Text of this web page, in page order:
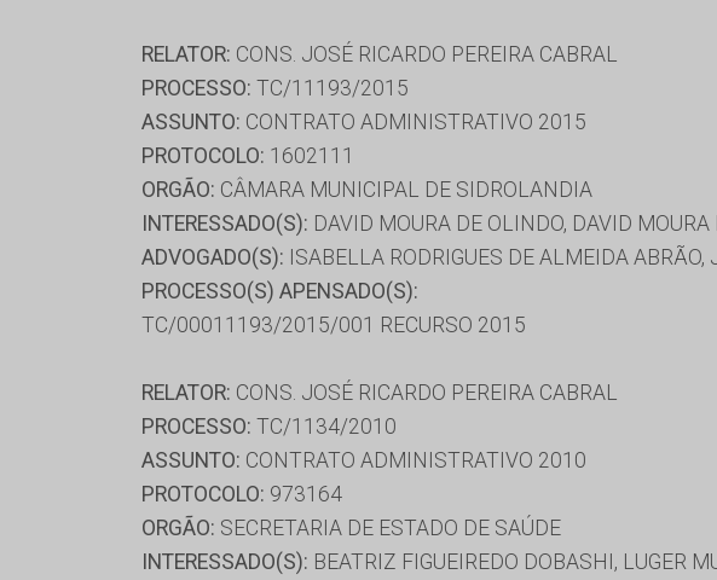
RELATOR: CONS. JOSÉ RICARDO PEREIRA CABRAL
PROCESSO: TC/11193/2015
ASSUNTO: CONTRATO ADMINISTRATIVO 2015
PROTOCOLO: 1602111
ORGÃO: CÂMARA MUNICIPAL DE SIDROLANDIA
INTERESSADO(S): DAVID MOURA DE OLINDO, DAVID
ADVOGADO(S): ISABELLA RODRIGUES DE ALMEIDA
PROCESSO(S) APENSADO(S):
TC/00011193/2015/001 RECURSO 2015
RELATOR: CONS. JOSÉ RICARDO PEREIRA CABRAL
PROCESSO: TC/1134/2010
ASSUNTO: CONTRATO ADMINISTRATIVO 2010
PROTOCOLO: 973164
ORGÃO: SECRETARIA DE ESTADO DE SAÚDE
INTERESSADO(S): BEATRIZ FIGUEIREDO DOBASHI, LUGER